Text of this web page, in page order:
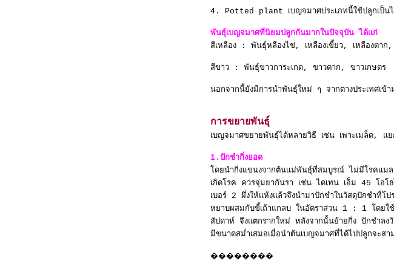
4. Potted plant เบญจมาศประเภทนี้ใช้ปลูกเป็นไ
พันธุ์เบญจมาศที่นิยมปลูกกันมากในปัจจุบัน ได้แก่
สีเหลือง : พันธุ์หลืองไข่, เหลืองเขี้ยว, เหลืองตาก
สีขาว : พันธุ์ขาวการะเกด, ขาวตาก, ขาวเกษตร
นอกจากนี้ยังมีการนำพันธุ์ใหม่ ๆ จากต่างประเทศเข้า
การขยายพันธุ์
เบญจมาศขยายพันธุ์ได้หลายวิธี เช่น เพาะเมล็ด,
1.ปักชำกิ่งยอด
โดยนำกิ่งแขนงจากต้นแม่พันธุ์ที่สมบูรณ์ ไม่มีโรคแม
เกิดโรค ควรจุ่มยากันรา เช่น ไดเทน เอ็ม 45 โอโ
เบอร์ 2 ผึ่งให้แห้งแล้วจึงนำมาปักชำในวัสดุปักชำ
หยาบผสมกับขี้เถ้าแกลบ ในอัตราส่วน 1 : 1 โดย
สัปดาห์ จึงแตกรากใหม่ หลังจากนั้นย้ายกิ่ง ปักชำลง
มีขนาดสม่ำเสมอเมื่อนำต้นเบญจมาศที่ได้ไปปลูกจะส
��������